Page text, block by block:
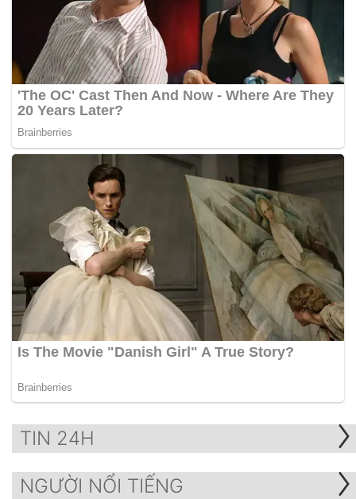
TIN 24H
NGƯỜI NỔI TIẾNG